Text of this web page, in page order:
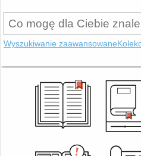
Wyszukiwanie zaawansowane